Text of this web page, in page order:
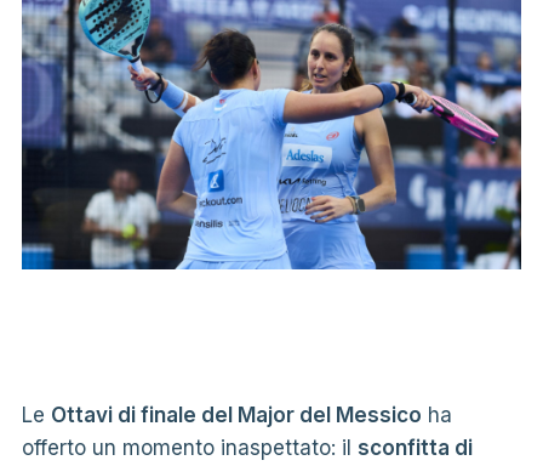
Le Ottavi di finale del Major del Messico ha
offerto un momento inaspettato: il sconfitta di